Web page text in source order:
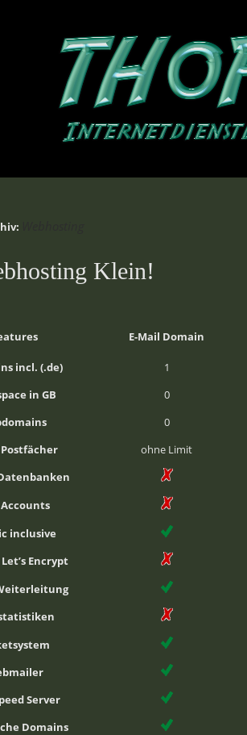
Klein!
E-Mail Domain
incl. (.de) 1
in GB
0
0
Postfächer
ohne Limit
Accounts
inclusive
Let’s Encrypt
Server
Domains